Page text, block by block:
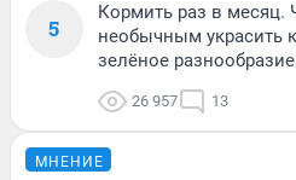
5
Кормить раз в
необычным украсить
зелёное
26 957 13
МНЕНИЕ